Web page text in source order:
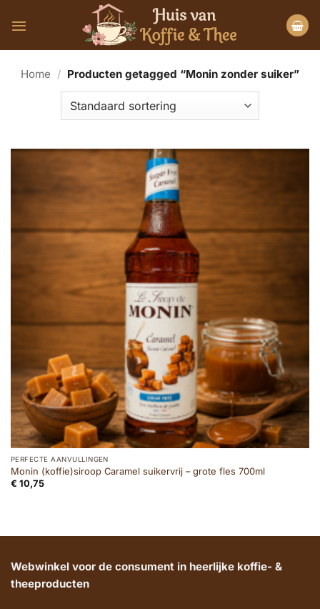
naar
Home / Producten getagged “Monin zonder suiker”
PERFECTE AANVULLINGEN
Monin (koffie)siroop Caramel suikervrij – grote fles 700ml
€ 10,75
Webwinkel voor de consument in heerlijke koffie- &
theeproducten